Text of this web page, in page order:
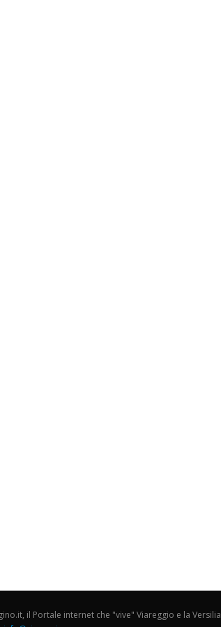
il Portale internet che "vive" Viareggio e la Versilia